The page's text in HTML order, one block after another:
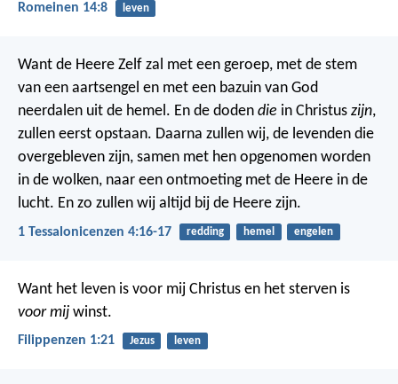
Romeinen 14:8 leven
Want de Heere Zelf zal met een geroep, met de stem
van een aartsengel en met een bazuin van God
neerdalen uit de hemel. En de doden die in Christus zijn,
zullen eerst opstaan. Daarna zullen wij, de levenden die
overgebleven zijn, samen met hen opgenomen worden
in de wolken, naar een ontmoeting met de Heere in de
lucht. En zo zullen wij altijd bij de Heere zijn.
1 Tessalonicenzen 4:16-17 redding hemel engelen
Want het leven is voor mij Christus en het sterven is
voor mij winst.
Filippenzen 1:21 Jezus leven